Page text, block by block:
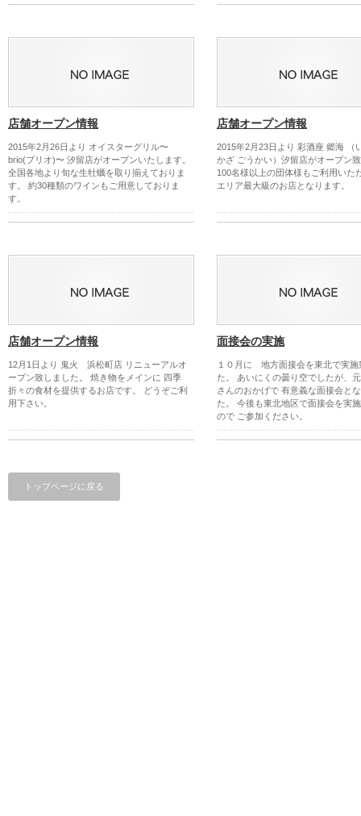
店舗オープン情報
2015年2月26日より オイスターグリル〜
brio(ブリオ)〜 汐留店がオープンいたします。
全国各地より旬な生牡蠣を取り揃えておりま
す。 約30種類のワインもご用意しておりま
す。
店舗オープン情報
2015年2月23日より 彩酒座 郷海 （
かざ ごうかい）汐留店がオープン
100名様以上の団体様もご利用いた
エリア最大級のお店となります。
店舗オープン情報
12月1日より 鬼火 浜松町店 リニューアルオ
ープン致しました。 焼き物をメインに 四季
折々の食材を提供するお店です。 どうぞご利
用下さい。
面接会の実施
１０月に 地方面接会を東北で実施
た。 あいにくの曇り空でしたが、
さんのおかげで 有意義な面接会と
た。 今後も東北地区で面接会を実
ので ご参加ください。
トップページに戻る